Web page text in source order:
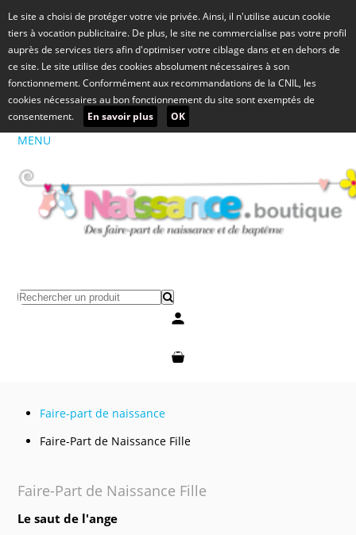
Le site a choisi de protéger votre vie privée. Ainsi, il n'utilise aucun cookie
tiers à vocation publicitaire. De plus, le site ne commercialise pas votre profil
auprès de services tiers afin d'optimiser votre ciblage dans et en dehors de
ce site. Le site utilise des cookies absolument nécessaires à son
fonctionnement. Conformément aux recommandations de la CNIL, les
cookies nécessaires au bon fonctionnement du site sont exemptés de
consentement.
En savoir plus OK
MENU
Faire-part de naissance
Faire-Part de Naissance Fille
Faire-Part de Naissance Fille
Le saut de l'ange